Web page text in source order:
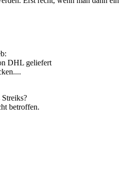
DHL geliefert
betroffen.